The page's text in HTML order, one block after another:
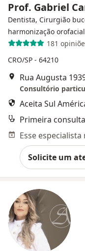
Prof. Gabriel
Dentista, Cirurgião
harmonização orofacial
181
CRO/SP - 64210
Rua Augusta
Consultório
Aceita Sul
Primeira
Solicite um